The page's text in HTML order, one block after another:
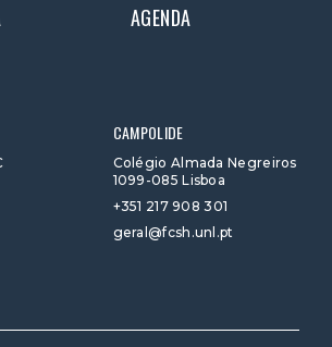
AGENDA
CAMPOLIDE
Colégio Almada Negreiros
1099-085 Lisboa
+351 217 908 301
geral@fcsh.unl.pt